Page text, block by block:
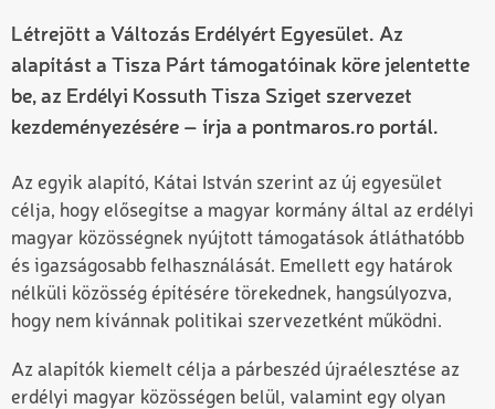
Létrejött a Változás Erdélyért Egyesület. Az
alapítást a Tisza Párt támogatóinak köre jelentette
be, az Erdélyi Kossuth Tisza Sziget szervezet
kezdeményezésére – írja a pontmaros.ro portál.
Az egyik alapító, Kátai István szerint az új egyesület
célja, hogy elősegítse a magyar kormány által az erdélyi
magyar közösségnek nyújtott támogatások átláthatóbb
és igazságosabb felhasználását. Emellett egy határok
nélküli közösség építésére törekednek, hangsúlyozva,
hogy nem kívánnak politikai szervezetként működni.
Az alapítók kiemelt célja a párbeszéd újraélesztése az
erdélyi magyar közösségen belül, valamint egy olyan